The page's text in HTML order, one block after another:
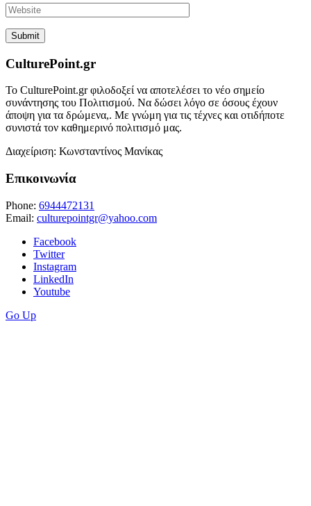
CulturePoint.gr
Το CulturePoint.gr φιλοδοξεί να αποτελέσει το νέο σημείο
συνάντησης του Πολιτισμού. Να δώσει λόγο σε όσους έχουν
άποψη για τα δρώμενα,. Με γνώμη για τις τέχνες και οτιδήποτε
συνιστά τον καθημερινό πολιτισμό μας.
Διαχείριση: Κωνσταντίνος Μανίκας
Επικοινωνία
Phone: 6944472131
Email: culturepointgr@yahoo.com
Facebook
Twitter
Instagram
LinkedIn
Youtube
Go Up